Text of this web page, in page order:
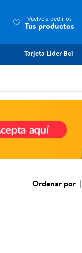
Vuelve a pedirlos
Tus productos
Tarjeta Lider Bci
Ordenar por |